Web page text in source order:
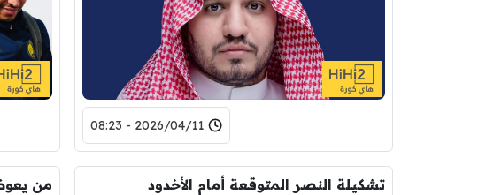
2026/04/11 - 08:23
تشكيلة النصر المتوقعة أمام الأخدود